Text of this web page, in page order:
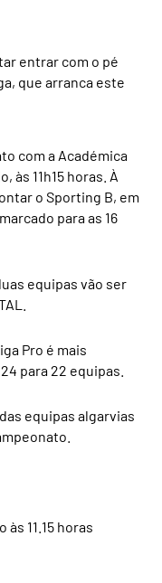
entrar com o pé
que arranca este
com a Académica
às 11h15 horas. À
o Sporting B, em
para as 16
equipas vão ser
Pro é mais
para 22 equipas.
equipas algarvias
11.15 horas